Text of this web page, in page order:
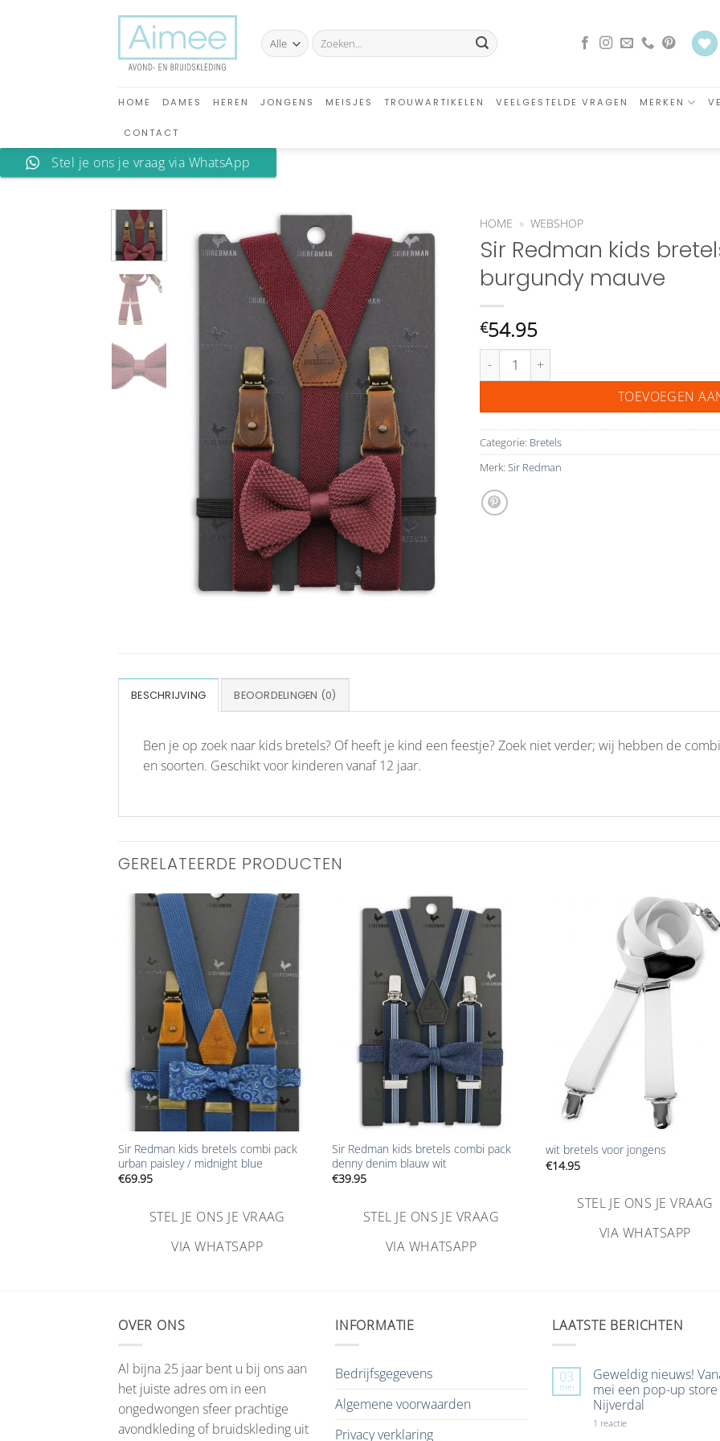
Zoeken
naar:
HOME DAMES HEREN JONGENS MEISJES TROUWARTIKELEN VEELGESTELDE VRAGEN MERKEN
CONTACT
Stel je ons je vraag via WhatsApp
HOME » WEBSHOP
Sir Redman kids
burgundy mauve
€54.95
Sir Redman kids bretels combi pack mr buck
TOEVOEGEN
Categorie: Bretels
Merk: Sir Redman
BESCHRIJVING BEOORDELINGEN (0)
Ben je op zoek naar kids bretels? Of heeft je kind een feestje? Zoek niet verder; wij hebben de
en soorten. Geschikt voor kinderen vanaf 12 jaar.
GERELATEERDE PRODUCTEN
verlanglijst
toevoegen
Sir Redman kids bretels combi pack
urban paisley / midnight blue
€69.95
STEL JE ONS JE VRAAG
VIA WHATSAPP
Sir Redman kids bretels combi pack
denny denim blauw wit
€39.95
STEL JE ONS JE VRAAG
VIA WHATSAPP
+
wit bretels voor jongens
€14.95
STEL JE ONS JE VRAAG
VIA WHATSAPP
OVER ONS
Al bijna 25 jaar bent u bij ons aan
het juiste adres om in een
ongedwongen sfeer prachtige
avondkleding of bruidskleding uit
INFORMATIE
Bedrijfsgegevens
Algemene voorwaarden
Privacy verklaring
LAATSTE BERICHTEN
03
mei
Geweldig nieuws!
mei een pop-up store
Nijverdal
1 reactieop